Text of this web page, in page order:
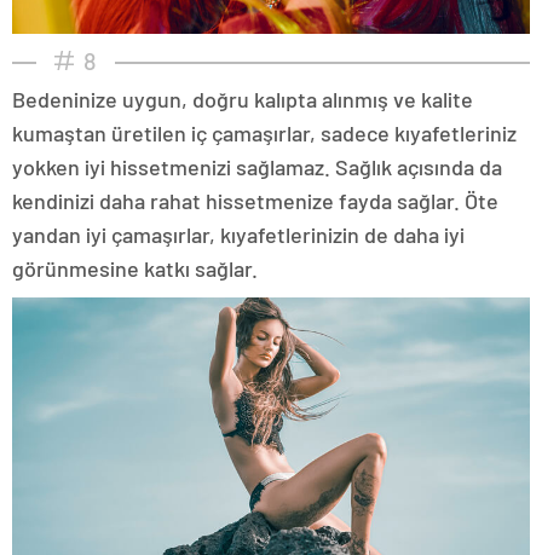
8
Bedeninize uygun, doğru kalıpta alınmış ve kalite
kumaştan üretilen iç çamaşırlar, sadece kıyafetleriniz
yokken iyi hissetmenizi sağlamaz. Sağlık açısında da
kendinizi daha rahat hissetmenize fayda sağlar. Öte
yandan iyi çamaşırlar, kıyafetlerinizin de daha iyi
görünmesine katkı sağlar.